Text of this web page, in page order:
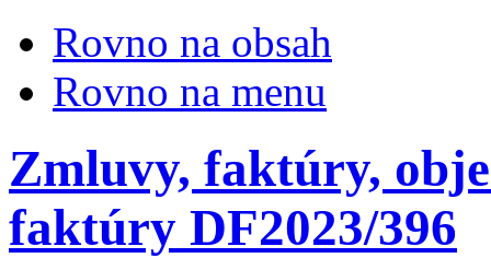
Rovno na obsah
Rovno na menu
Zmluvy, faktúry,
faktúry DF2023/396